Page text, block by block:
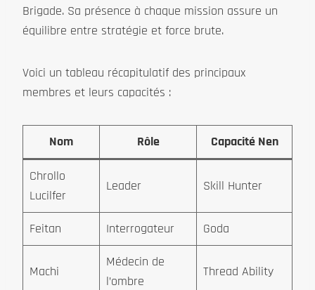
Brigade. Sa présence à chaque mission assure un
équilibre entre stratégie et force brute.
Voici un tableau récapitulatif des principaux
membres et leurs capacités :
Nom Rôle Capacité Nen
Chrollo
Lucilfer
Leader Skill Hunter
Feitan Interrogateur Goda
Machi
Médecin de
l’ombre
Thread Ability